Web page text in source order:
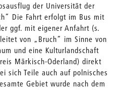
der Universität der
Die Fahrt erfolgt im Bus mit
ggf. mit eigener Anfahrt (s.
von „Bruch“ im Sinne von
und eine Kulturlandschaft
Märkisch-Oderland) direkt
sich Teile auch auf polnisches
Gebiet wurde nach dem